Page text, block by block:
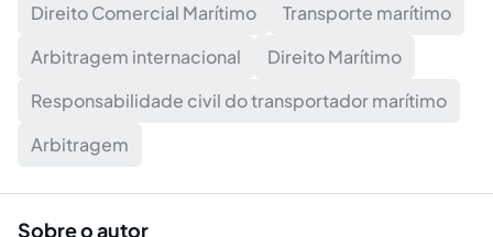
Direito Comercial Marítimo
Transporte marítimo
Arbitragem internacional
Direito Marítimo
Responsabilidade civil do transportador marítimo
Arbitragem
Sobre o autor